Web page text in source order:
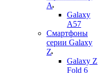
A
Galaxy
A57
Смартфоны
серии Galaxy
Z
Galaxy Z
Fold 6